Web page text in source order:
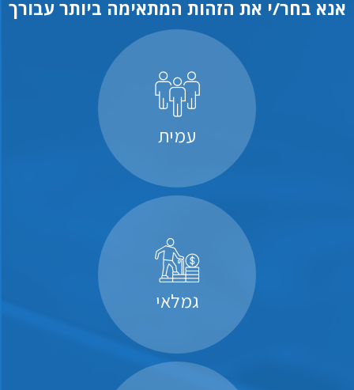
אנא בחר/י את הזהות המתאימה ביותר עבורך
עמית
גמלאי